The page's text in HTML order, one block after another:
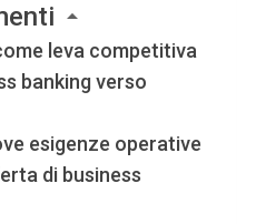
leva competitiva
banking verso
esigenze operative
di business